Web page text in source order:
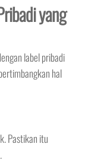
yang
label pribadi
hal
Pastikan itu